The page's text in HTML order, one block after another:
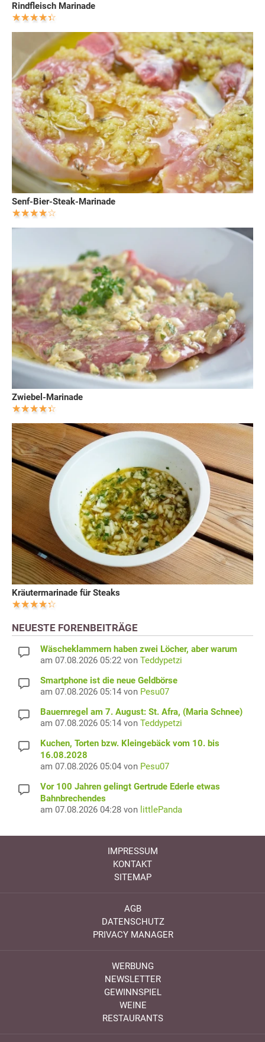
Rindfleisch Marinade
Senf-Bier-Steak-Marinade
Zwiebel-Marinade
Kräutermarinade für Steaks
NEUESTE FORENBEITRÄGE
Wäscheklammern haben zwei Löcher, aber warum
am 07.08.2026 05:22 von Teddypetzi
Smartphone ist die neue Geldbörse
am 07.08.2026 05:14 von Pesu07
Bauernregel am 7. August: St. Afra, (Maria Schnee)
am 07.08.2026 05:14 von Teddypetzi
Kuchen, Torten bzw. Kleingebäck vom 10. bis
16.08.2028
am 07.08.2026 05:04 von Pesu07
Vor 100 Jahren gelingt Gertrude Ederle etwas
Bahnbrechendes
am 07.08.2026 04:28 von littlePanda
IMPRESSUM
KONTAKT
SITEMAP
AGB
DATENSCHUTZ
PRIVACY MANAGER
WERBUNG
NEWSLETTER
GEWINNSPIEL
WEINE
RESTAURANTS